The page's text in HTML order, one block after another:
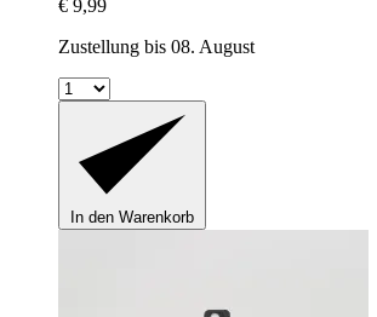
€ 9,99
Zustellung bis 08. August
In den Warenkorb